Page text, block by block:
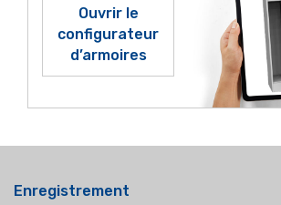
Ouvrir le
configurateur
d’armoires
Enregistrement